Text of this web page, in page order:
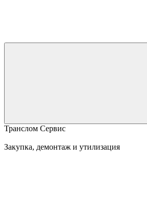
Транслом Сервис
Закупка, демонтаж и утилизация